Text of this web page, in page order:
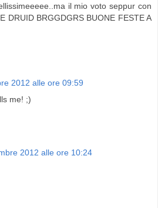
il mio voto seppur con
DRUID BRGGDGRS BUONE FESTE A
2012 alle ore 09:59
me! ;)
2012 alle ore 10:24